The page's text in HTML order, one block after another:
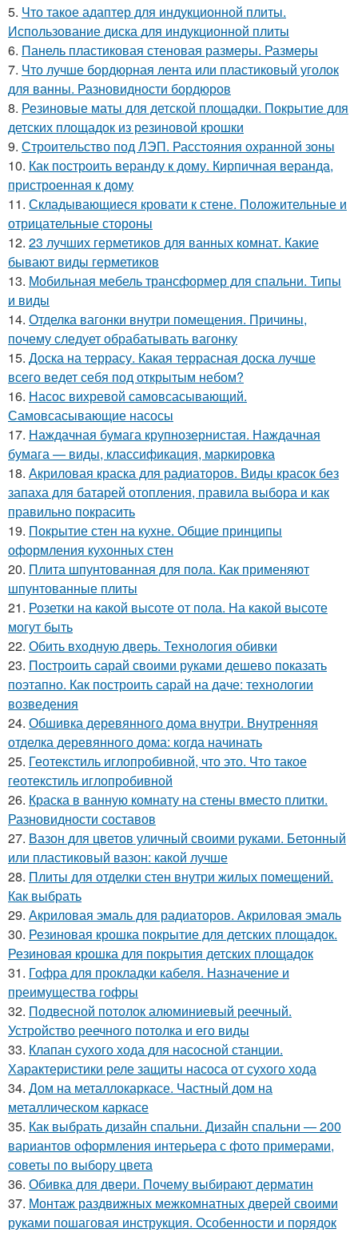
5. Что такое адаптер для индукционной плиты.
Использование диска для индукционной плиты
6. Панель пластиковая стеновая размеры. Размеры
7. Что лучше бордюрная лента или пластиковый уголок
для ванны. Разновидности бордюров
8. Резиновые маты для детской площадки. Покрытие для
детских площадок из резиновой крошки
9. Строительство под ЛЭП. Расстояния охранной зоны
10. Как построить веранду к дому. Кирпичная веранда,
пристроенная к дому
11. Складывающиеся кровати к стене. Положительные и
отрицательные стороны
12. 23 лучших герметиков для ванных комнат. Какие
бывают виды герметиков
13. Мобильная мебель трансформер для спальни. Типы
и виды
14. Отделка вагонки внутри помещения. Причины,
почему следует обрабатывать вагонку
15. Доска на террасу. Какая террасная доска лучше
всего ведет себя под открытым небом?
16. Насос вихревой самовсасывающий.
Самовсасывающие насосы
17. Наждачная бумага крупнозернистая. Наждачная
бумага — виды, классификация, маркировка
18. Акриловая краска для радиаторов. Виды красок без
запаха для батарей отопления, правила выбора и как
правильно покрасить
19. Покрытие стен на кухне. Общие принципы
оформления кухонных стен
20. Плита шпунтованная для пола. Как применяют
шпунтованные плиты
21. Розетки на какой высоте от пола. На какой высоте
могут быть
22. Обить входную дверь. Технология обивки
23. Построить сарай своими руками дешево показать
поэтапно. Как построить сарай на даче: технологии
возведения
24. Обшивка деревянного дома внутри. Внутренняя
отделка деревянного дома: когда начинать
25. Геотекстиль иглопробивной, что это. Что такое
геотекстиль иглопробивной
26. Краска в ванную комнату на стены вместо плитки.
Разновидности составов
27. Вазон для цветов уличный своими руками. Бетонный
или пластиковый вазон: какой лучше
28. Плиты для отделки стен внутри жилых помещений.
Как выбрать
29. Акриловая эмаль для радиаторов. Акриловая эмаль
30. Резиновая крошка покрытие для детских площадок.
Резиновая крошка для покрытия детских площадок
31. Гофра для прокладки кабеля. Назначение и
преимущества гофры
32. Подвесной потолок алюминиевый реечный.
Устройство реечного потолка и его виды
33. Клапан сухого хода для насосной станции.
Характеристики реле защиты насоса от сухого хода
34. Дом на металлокаркасе. Частный дом на
металлическом каркасе
35. Как выбрать дизайн спальни. Дизайн спальни — 200
вариантов оформления интерьера с фото примерами,
советы по выбору цвета
36. Обивка для двери. Почему выбирают дерматин
37. Монтаж раздвижных межкомнатных дверей своими
руками пошаговая инструкция. Особенности и порядок